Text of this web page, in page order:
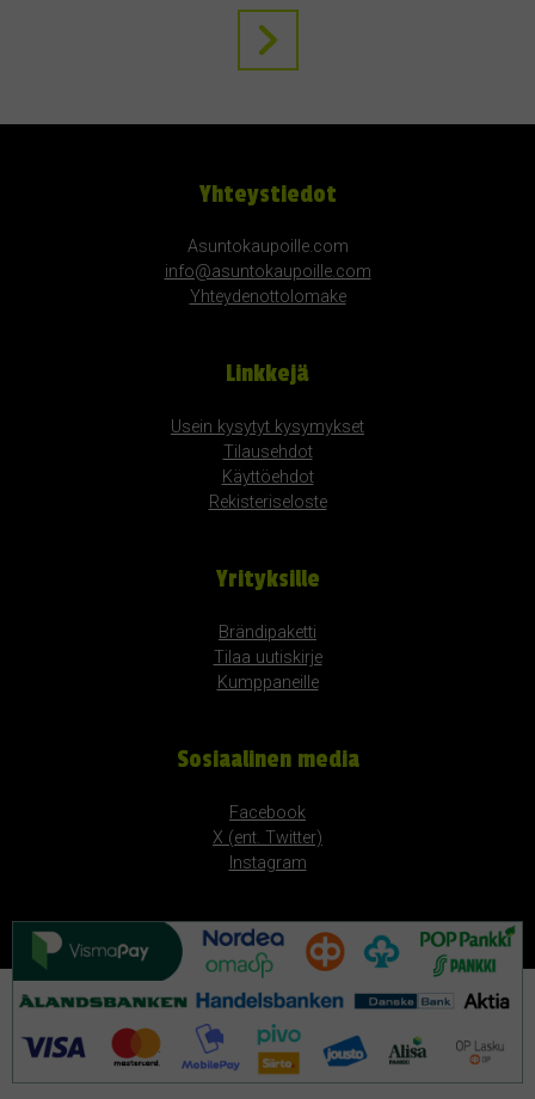
Yhteystiedot
Asuntokaupoille.com
info@asuntokaupoille.com
Yhteydenottolomake
Linkkejä
Usein kysytyt kysymykset
Tilausehdot
Käyttöehdot
Rekisteriseloste
Yrityksille
Brändipaketti
Tilaa uutiskirje
Kumppaneille
Sosiaalinen media
Facebook
X (ent. Twitter)
Instagram